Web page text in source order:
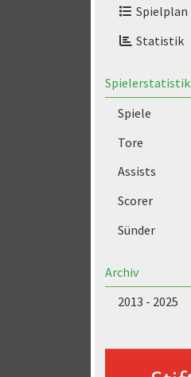
Spielplan
Statistik
Spielerstatistik
Spiele
Tore
Assists
Scorer
Sünder
Archiv
2013 - 2025